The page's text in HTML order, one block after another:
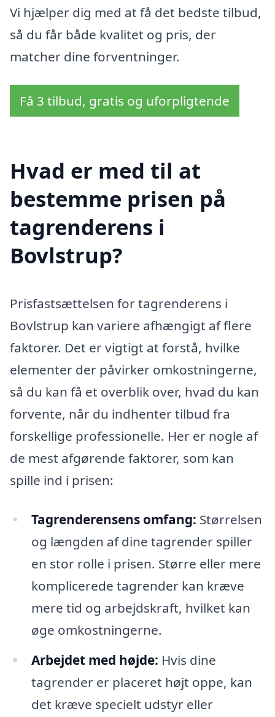
Vi hjælper dig med at få det bedste tilbud,
så du får både kvalitet og pris, der
matcher dine forventninger.
Få 3 tilbud, gratis og uforpligtende
Hvad er med til at
bestemme prisen på
tagrenderens i
Bovlstrup?
Prisfastsættelsen for tagrenderens i
Bovlstrup kan variere afhængigt af flere
faktorer. Det er vigtigt at forstå, hvilke
elementer der påvirker omkostningerne,
så du kan få et overblik over, hvad du kan
forvente, når du indhenter tilbud fra
forskellige professionelle. Her er nogle af
de mest afgørende faktorer, som kan
spille ind i prisen:
Tagrenderensens omfang: Størrelsen
og længden af dine tagrender spiller
en stor rolle i prisen. Større eller mere
komplicerede tagrender kan kræve
mere tid og arbejdskraft, hvilket kan
øge omkostningerne.
Arbejdet med højde: Hvis dine
tagrender er placeret højt oppe, kan
det kræve specielt udstyr eller